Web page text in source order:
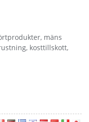
mäns
kosttillskott,